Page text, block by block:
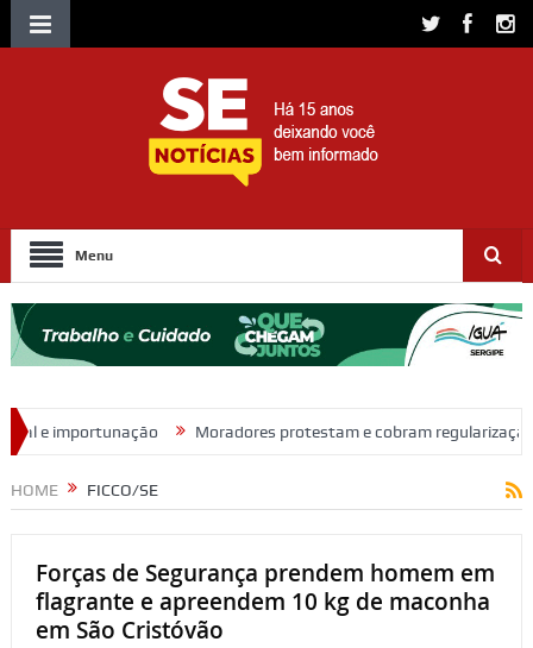
Menu
protestam e cobram regularização de terrenos, água e
HOME FICCO/SE
Forças de Segurança prendem homem em
flagrante e apreendem 10 kg de maconha
em São Cristóvão